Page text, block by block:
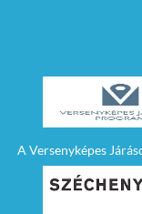
A Versenyképes